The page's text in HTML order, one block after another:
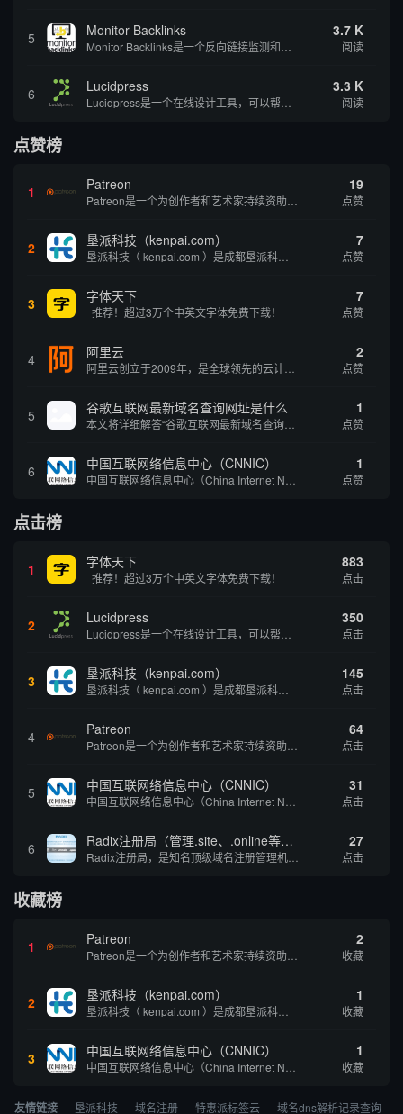
5 Monitor Backlinks 3.7 K
阅读
6 Lucidpress 3.3 K
阅读
点赞榜
1 Patreon 19
点赞
2 垦派科技（kenpai.com） 7
点赞
3 字体天下
推荐！超过3万个中英文字体免费下载！
7
点赞
4 阿里云 2
点赞
5 谷歌互联网最新域名查询网址是什么 1
点赞
6 中国互联网络信息中心（CNNIC） 1
点赞
点击榜
1 字体天下
推荐！超过3万个中英文字体免费下载！
883
点击
2 Lucidpress 350
点击
3 垦派科技（kenpai.com） 145
点击
4 Patreon 64
点击
5 中国互联网络信息中心（CNNIC） 31
点击
6 Radix注册局（管理.site、.online等顶级域名） 27
点击
收藏榜
1 Patreon 2
收藏
2 垦派科技（kenpai.com） 1
收藏
3 中国互联网络信息中心（CNNIC） 1
收藏
友情链接 垦派科技 域名注册 特惠派标签云 域名dns解析记录查询